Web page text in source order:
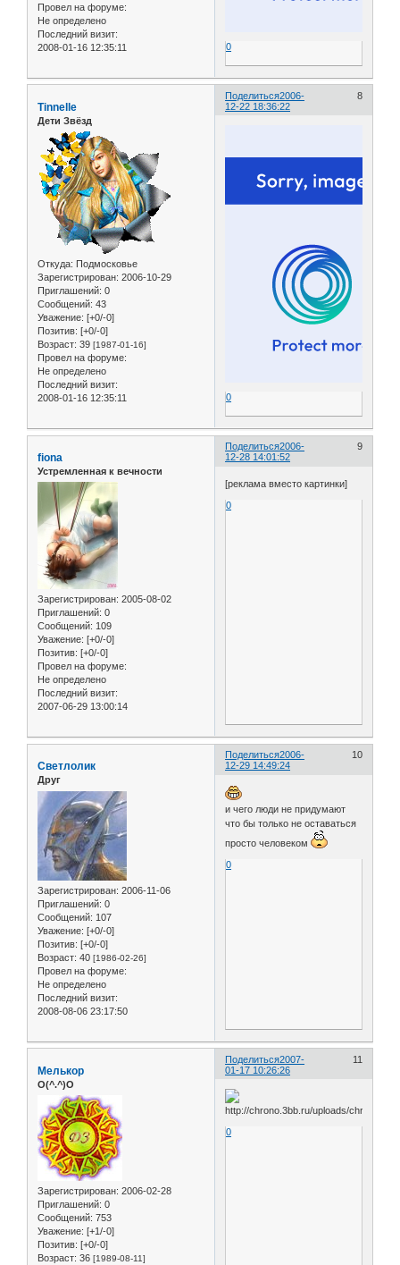
Провел на форуме:
Не определено
Последний визит:
2008-01-16 12:35:11
0
Поделиться 8
2006-
12-22 18:36:22
Tinnelle
Дети Звёзд
Откуда: Подмосковье
Зарегистрирован: 2006-10-29
Приглашений: 0
Сообщений: 43
Уважение: [+0/-0]
Позитив: [+0/-0]
Возраст: 39 [1987-01-16]
Провел на форуме:
Не определено
Последний визит:
2008-01-16 12:35:11
0
Поделиться 9
2006-
12-28 14:01:52
fiona
Устремленная к вечности
Зарегистрирован: 2005-08-02
Приглашений: 0
Сообщений: 109
Уважение: [+0/-0]
Позитив: [+0/-0]
Провел на форуме:
Не определено
Последний визит:
2007-06-29 13:00:14
[реклама вместо картинки]
0
Поделиться 10
2006-
12-29 14:49:24
Светлолик
Друг
Зарегистрирован: 2006-11-06
Приглашений: 0
Сообщений: 107
Уважение: [+0/-0]
Позитив: [+0/-0]
Возраст: 40 [1986-02-26]
Провел на форуме:
Не определено
Последний визит:
2008-08-06 23:17:50
и чего люди не придумают
что бы только не оставаться
просто человеком
0
Поделиться 11
2007-
01-17 10:26:26
Мелькор
O(^.^)O
Зарегистрирован: 2006-02-28
Приглашений: 0
Сообщений: 753
Уважение: [+1/-0]
Позитив: [+0/-0]
Возраст: 36 [1989-08-11]
0